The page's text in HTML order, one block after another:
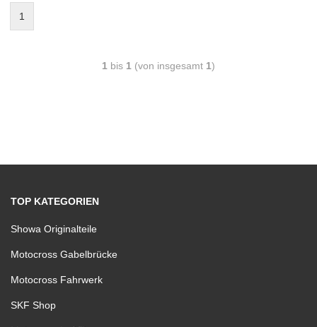
1
1 bis 1 (von insgesamt 1)
TOP KATEGORIEN
Showa Originalteile
Motocross Gabelbrücke
Motocross Fahrwerk
SKF Shop